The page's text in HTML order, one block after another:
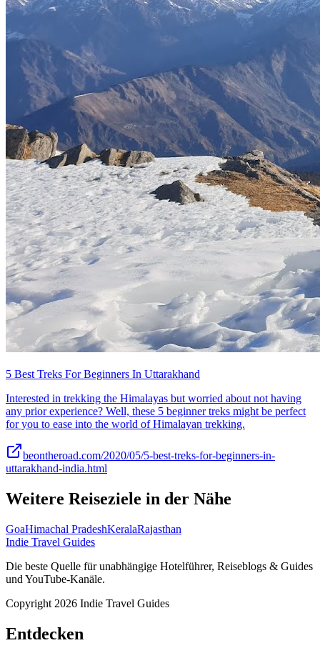
5 Best Treks For Beginners In Uttarakhand
Interested in trekking the Himalayas but worried about not having
any prior experience? Well, these 5 beginner treks might be perfect
for you to ease into the world of Himalayan trekking.
beontheroad.com/2020/05/5-best-treks-for-beginners-in-
uttarakhand-india.html
Weitere Reiseziele in der Nähe
GoaHimachal PradeshKeralaRajasthan
Indie Travel Guides
Die beste Quelle für unabhängige Hotelführer, Reiseblogs & Guides
und YouTube-Kanäle.
Copyright 2026 Indie Travel Guides
Entdecken